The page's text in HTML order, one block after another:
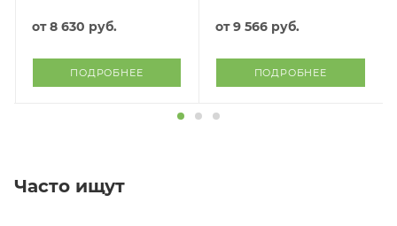
от8 630 руб.
ПОДРОБНЕЕ
от9 566 руб.
ПОДРОБНЕЕ
Часто ищут